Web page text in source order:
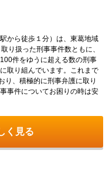
から徒歩１分）は、東葛地域
り扱った刑事事件数ともに、
件をゆうに超える数の刑事
取り組んでいます。これまで
り、積極的に刑事弁護に取り
事件についてお困りの時は安
く見る